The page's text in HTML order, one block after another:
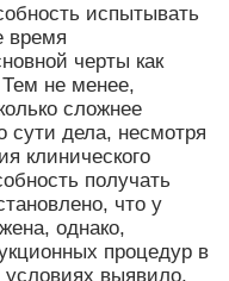
испытывать
время
черты как
не менее,
сложнее
сути дела, несмотря
клинического
получать
что у
однако,
процедур в
выявило,